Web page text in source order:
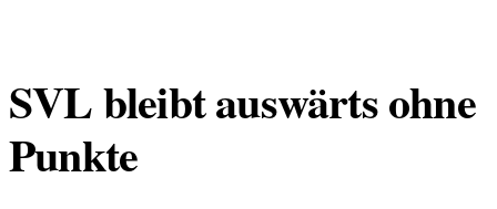
SVL bleibt auswärts ohne
Punkte